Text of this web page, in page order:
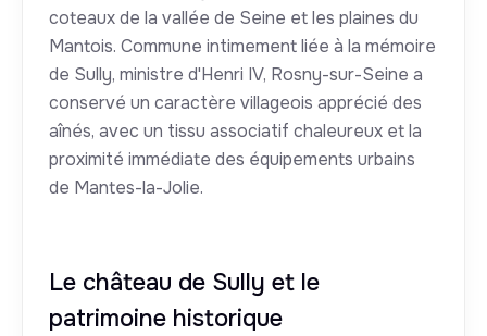
coteaux de la vallée de Seine et les plaines du
Mantois. Commune intimement liée à la mémoire
de Sully, ministre d'Henri IV, Rosny-sur-Seine a
conservé un caractère villageois apprécié des
aînés, avec un tissu associatif chaleureux et la
proximité immédiate des équipements urbains
de Mantes-la-Jolie.
Le château de Sully et le
patrimoine historique